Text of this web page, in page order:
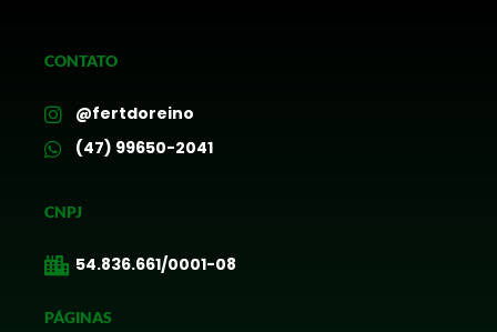
CONTATO
@fertdoreino
(47) 99650-2041
CNPJ
54.836.661/0001-08
PÁGINAS